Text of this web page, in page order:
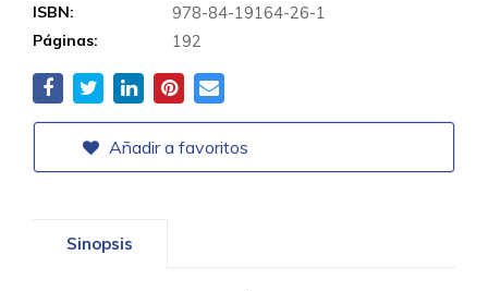
ISBN: 978-84-19164-26-1
Páginas: 192
Añadir a favoritos
Sinopsis